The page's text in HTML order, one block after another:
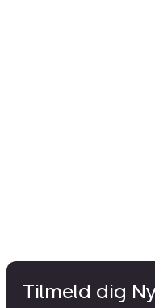
Tilmeld dig